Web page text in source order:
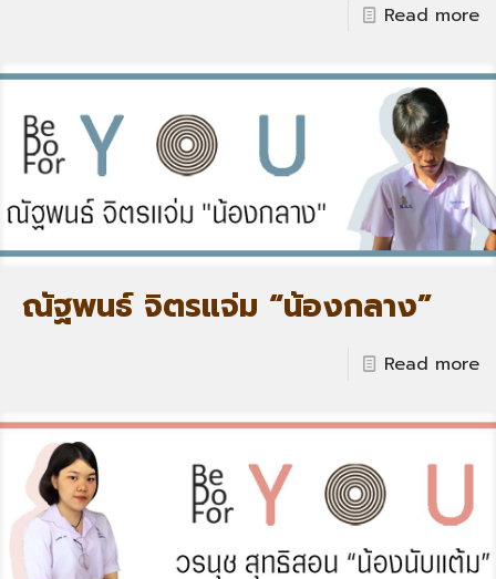
Read more
ณัฐพนธ์ จิตรแจ่ม “น้องกลาง”
Read more